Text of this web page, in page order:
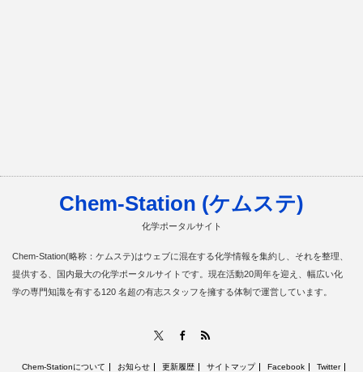
Chem-Station (ケムステ)
化学ポータルサイト
Chem-Station(略称：ケムステ)はウェブに混在する化学情報を集約し、それを整理、
提供する、国内最大の化学ポータルサイトです。現在活動20周年を迎え、幅広い化
学の専門知識を有する120 名超の有志スタッフを擁する体制で運営しています。
Facebook
Chem-Stationについて お知らせ 更新履歴 サイトマップ Facebook Twitter